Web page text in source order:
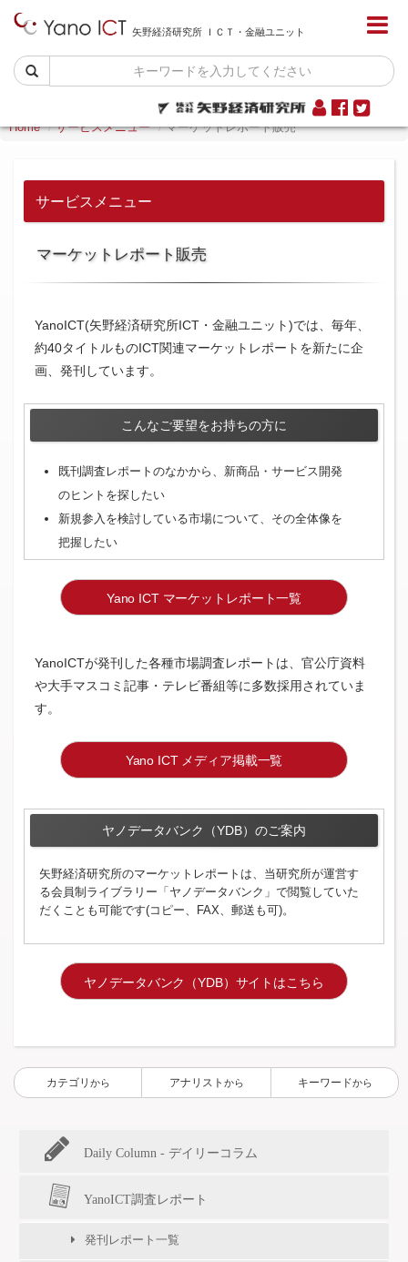
矢野経済研究所 ＩＣＴ・金融ユニット
Home サービスメニュー マーケットレポート販売
サービスメニュー
マーケットレポート販売
YanoICT(矢野経済研究所ICT・金融ユニット)では、毎年、
約40タイトルものICT関連マーケットレポートを新たに企
画、発刊しています。
こんなご要望をお持ちの方に
既刊調査レポートのなかから、新商品・サービス開発
のヒントを探したい
新規参入を検討している市場について、その全体像を
把握したい
Yano ICT マーケットレポート一覧
YanoICTが発刊した各種市場調査レポートは、官公庁資料
や大手マスコミ記事・テレビ番組等に多数採用されていま
す。
Yano ICT メディア掲載一覧
ヤノデータバンク（YDB）のご案内
矢野経済研究所のマーケットレポートは、当研究所が運営す
る会員制ライブラリー「ヤノデータバンク」で閲覧していた
だくことも可能です(コピー、FAX、郵送も可)。
ヤノデータバンク（YDB）サイトはこちら
カテゴリ から アナリスト から キーワードから
Daily Column - デイリーコラム
YanoICT調査レポート
発刊レポート一覧